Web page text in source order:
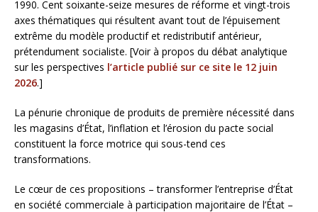
1990. Cent soixante-seize mesures de réforme et vingt-trois
axes thématiques qui résultent avant tout de l’épuisement
extrême du modèle productif et redistributif antérieur,
prétendument socialiste. [Voir à propos du débat analytique
sur les perspectives l’article publié sur ce site le 12 juin
2026.]
La pénurie chronique de produits de première nécessité dans
les magasins d’État, l’inflation et l’érosion du pacte social
constituent la force motrice qui sous-tend ces
transformations.
Le cœur de ces propositions – transformer l’entreprise d’État
en société commerciale à participation majoritaire de l’État –